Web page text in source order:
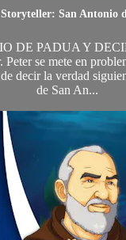
San Antonio
DE PADUA Y
se mete en
decir la verdad
de San An...